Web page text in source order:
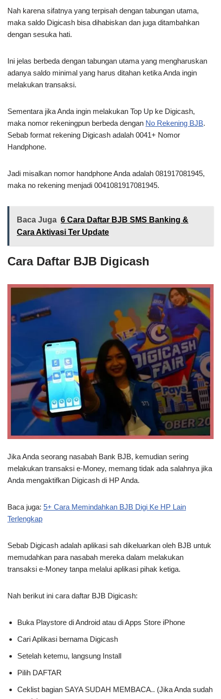
Nah karena sifatnya yang terpisah dengan tabungan utama,
maka saldo Digicash bisa dihabiskan dan juga ditambahkan
dengan sesuka hati.
Ini jelas berbeda dengan tabungan utama yang mengharuskan
adanya saldo minimal yang harus ditahan ketika Anda ingin
melakukan transaksi.
Sementara jika Anda ingin melakukan Top Up ke Digicash,
maka nomor rekeningpun berbeda dengan No Rekening BJB.
Sebab format rekening Digicash adalah 0041+ Nomor
Handphone.
Jadi misalkan nomor handphone Anda adalah 081917081945,
maka no rekening menjadi 0041081917081945.
Baca Juga 6 Cara Daftar BJB SMS Banking &
Cara Aktivasi Ter Update
Cara Daftar BJB Digicash
Jika Anda seorang nasabah Bank BJB, kemudian sering
melakukan transaksi e-Money, memang tidak ada salahnya jika
Anda mengaktifkan Digicash di HP Anda.
Baca juga: 5+ Cara Memindahkan BJB Digi Ke HP Lain
Terlengkap
Sebab Digicash adalah aplikasi sah dikeluarkan oleh BJB untuk
memudahkan para nasabah mereka dalam melakukan
transaksi e-Money tanpa melalui aplikasi pihak ketiga.
Nah berikut ini cara daftar BJB Digicash:
Buka Playstore di Android atau di Apps Store iPhone
Cari Aplikasi bernama Digicash
Setelah ketemu, langsung Install
Pilih DAFTAR
Ceklist bagian SAYA SUDAH MEMBACA.. (Jika Anda sudah